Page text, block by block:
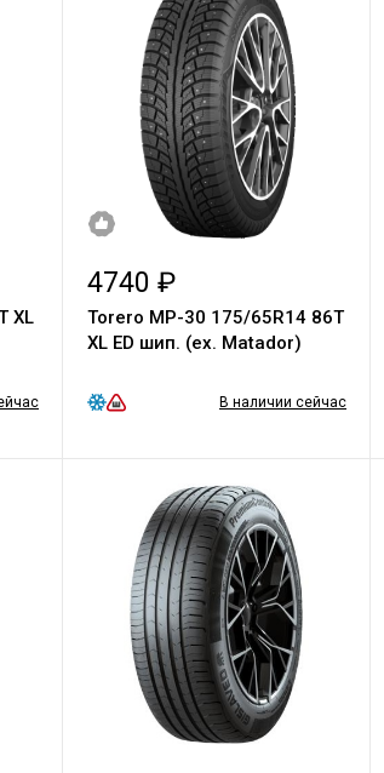
XL
4740 ₽
Torero МР-30 175/65R14 86T
XL ED шип. (ex. Matador)
В наличии сейчас